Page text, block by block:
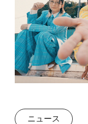
ニュース